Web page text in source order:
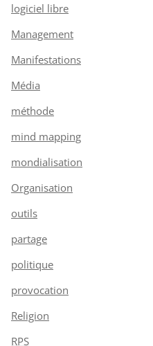
logiciel libre
Management
Manifestations
Média
méthode
mind mapping
mondialisation
Organisation
outils
partage
politique
provocation
Religion
RPS